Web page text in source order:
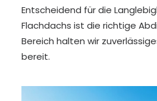
Entscheidend für die
Flachdachs ist die richtige
Bereich halten wir
bereit.